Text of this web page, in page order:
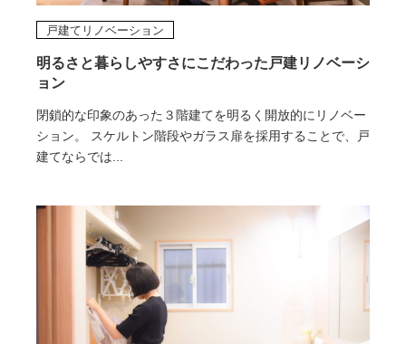
明るさと暮らしやすさにこだわった戸建リノベーシ
ョン
閉鎖的な印象のあった３階建てを明るく開放的にリノベー
ション。 スケルトン階段やガラス扉を採用することで、戸
建てならでは...
戸建てリノベーション